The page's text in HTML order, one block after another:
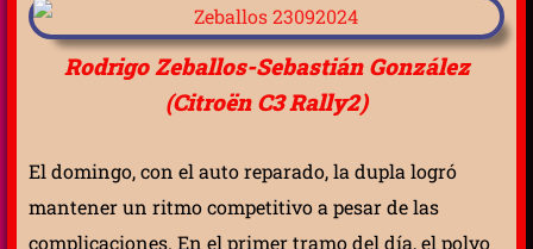
Rodrigo Zeballos-Sebastián González
(Citroën C3 Rally2)
El domingo, con el auto reparado, la dupla logró
mantener un ritmo competitivo a pesar de las
complicaciones. En el primer tramo del día, el polvo